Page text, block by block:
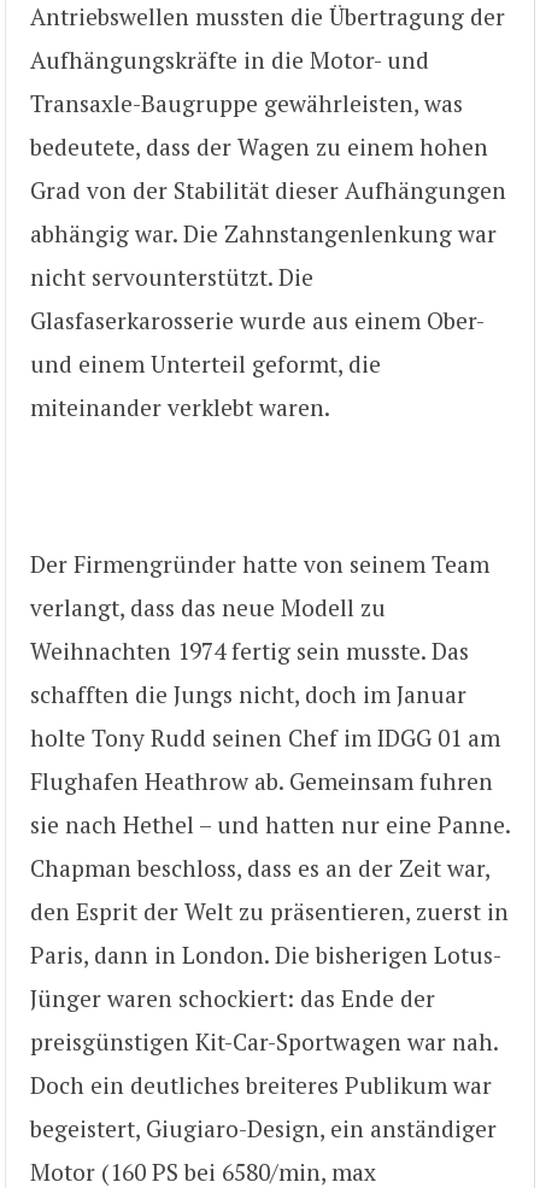
Antriebswellen mussten die Übertragung der
Aufhängungskräfte in die Motor- und
Transaxle-Baugruppe gewährleisten, was
bedeutete, dass der Wagen zu einem hohen
Grad von der Stabilität dieser Aufhängungen
abhängig war. Die Zahnstangenlenkung war
nicht servounterstützt. Die
Glasfaserkarosserie wurde aus einem Ober-
und einem Unterteil geformt, die
miteinander verklebt waren.
Der Firmengründer hatte von seinem Team
verlangt, dass das neue Modell zu
Weihnachten 1974 fertig sein musste. Das
schafften die Jungs nicht, doch im Januar
holte Tony Rudd seinen Chef im IDGG 01 am
Flughafen Heathrow ab. Gemeinsam fuhren
sie nach Hethel – und hatten nur eine Panne.
Chapman beschloss, dass es an der Zeit war,
den Esprit der Welt zu präsentieren, zuerst in
Paris, dann in London. Die bisherigen Lotus-
Jünger waren schockiert: das Ende der
preisgünstigen Kit-Car-Sportwagen war nah.
Doch ein deutliches breiteres Publikum war
begeistert, Giugiaro-Design, ein anständiger
Motor (160 PS bei 6580/min, max